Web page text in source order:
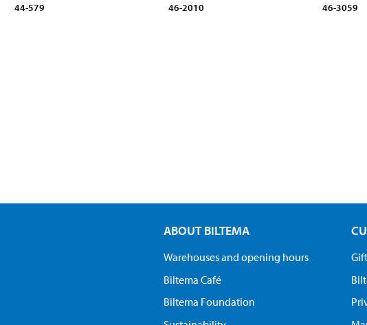
44-579 46-2010 46-3059
ABOUT BILTEMA
Warehouses and opening hours
Biltema Café
Biltema Foundation